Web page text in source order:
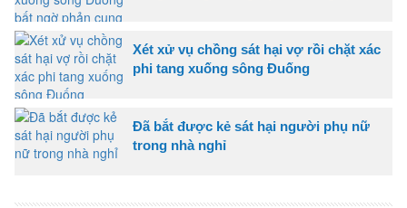
Xét xử vụ chồng sát hại vợ rồi chặt xác
phi tang xuống sông Đuống
Đã bắt được kẻ sát hại người phụ nữ
trong nhà nghỉ